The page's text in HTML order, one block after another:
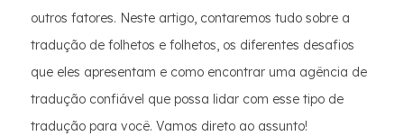
outros fatores. Neste artigo, contaremos tudo sobre a
tradução de folhetos e folhetos, os diferentes desafios
que eles apresentam e como encontrar uma agência de
tradução confiável que possa lidar com esse tipo de
tradução para você. Vamos direto ao assunto!